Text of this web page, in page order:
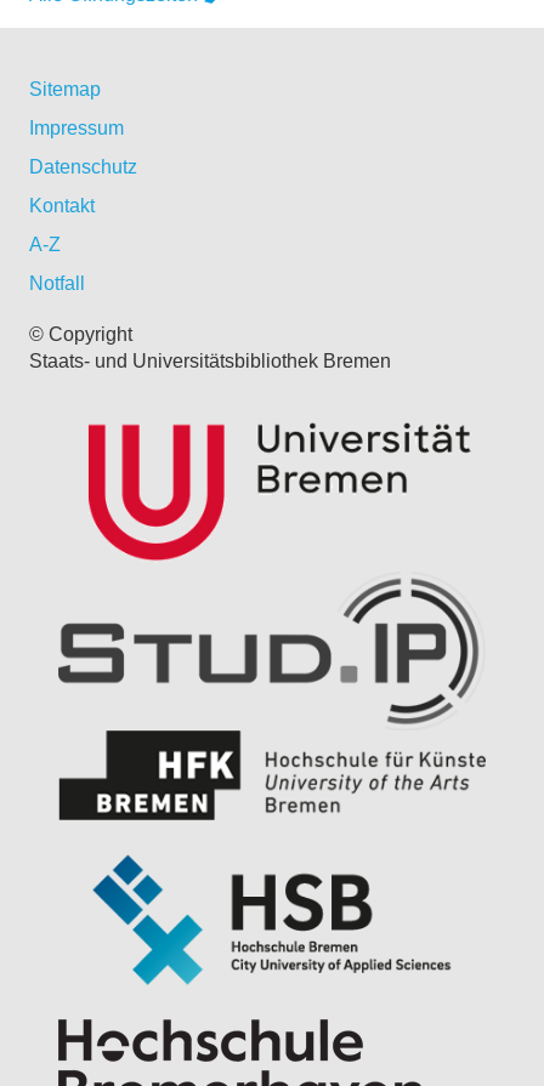
Sitemap
Impressum
Datenschutz
Kontakt
A-Z
Notfall
© Copyright
Staats- und Universitätsbibliothek Bremen